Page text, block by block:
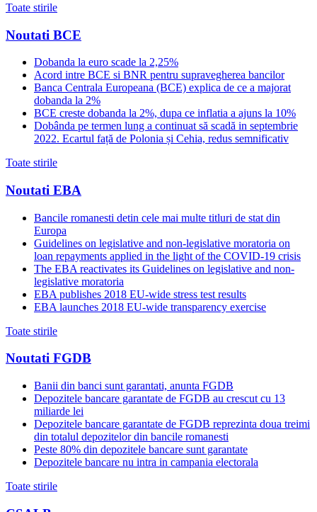
Toate stirile
Noutati BCE
Dobanda la euro scade la 2,25%
Acord intre BCE si BNR pentru supravegherea bancilor
Banca Centrala Europeana (BCE) explica de ce a majorat
dobanda la 2%
BCE creste dobanda la 2%, dupa ce inflatia a ajuns la 10%
Dobânda pe termen lung a continuat să scadă in septembrie
2022. Ecartul față de Polonia și Cehia, redus semnificativ
Toate stirile
Noutati EBA
Bancile romanesti detin cele mai multe titluri de stat din
Europa
Guidelines on legislative and non-legislative moratoria on
loan repayments applied in the light of the COVID-19 crisis
The EBA reactivates its Guidelines on legislative and non-
legislative moratoria
EBA publishes 2018 EU-wide stress test results
EBA launches 2018 EU-wide transparency exercise
Toate stirile
Noutati FGDB
Banii din banci sunt garantati, anunta FGDB
Depozitele bancare garantate de FGDB au crescut cu 13
miliarde lei
Depozitele bancare garantate de FGDB reprezinta doua treimi
din totalul depozitelor din bancile romanesti
Peste 80% din depozitele bancare sunt garantate
Depozitele bancare nu intra in campania electorala
Toate stirile